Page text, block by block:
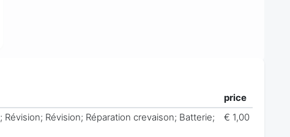
price
Révision; Réparation crevaison; Batterie;
€ 1,00